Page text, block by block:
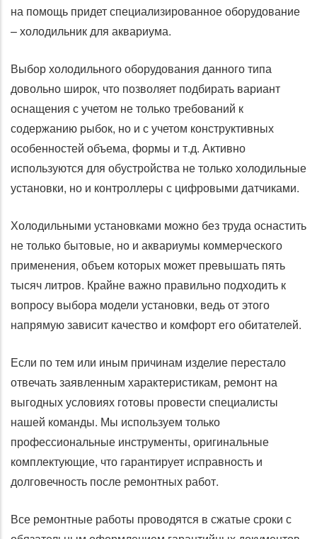
на помощь придет специализированное оборудование
– холодильник для аквариума.
Выбор холодильного оборудования данного типа
довольно широк, что позволяет подбирать вариант
оснащения с учетом не только требований к
содержанию рыбок, но и с учетом конструктивных
особенностей объема, формы и т.д. Активно
используются для обустройства не только холодильные
установки, но и контроллеры с цифровыми датчиками.
Холодильными установками можно без труда оснастить
не только бытовые, но и аквариумы коммерческого
применения, объем которых может превышать пять
тысяч литров. Крайне важно правильно подходить к
вопросу выбора модели установки, ведь от этого
напрямую зависит качество и комфорт его обитателей.
Если по тем или иным причинам изделие перестало
отвечать заявленным характеристикам, ремонт на
выгодных условиях готовы провести специалисты
нашей команды. Мы используем только
профессиональные инструменты, оригинальные
комплектующие, что гарантирует исправность и
долговечность после ремонтных работ.
Все ремонтные работы проводятся в сжатые сроки с